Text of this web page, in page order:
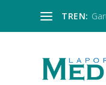
TREN: